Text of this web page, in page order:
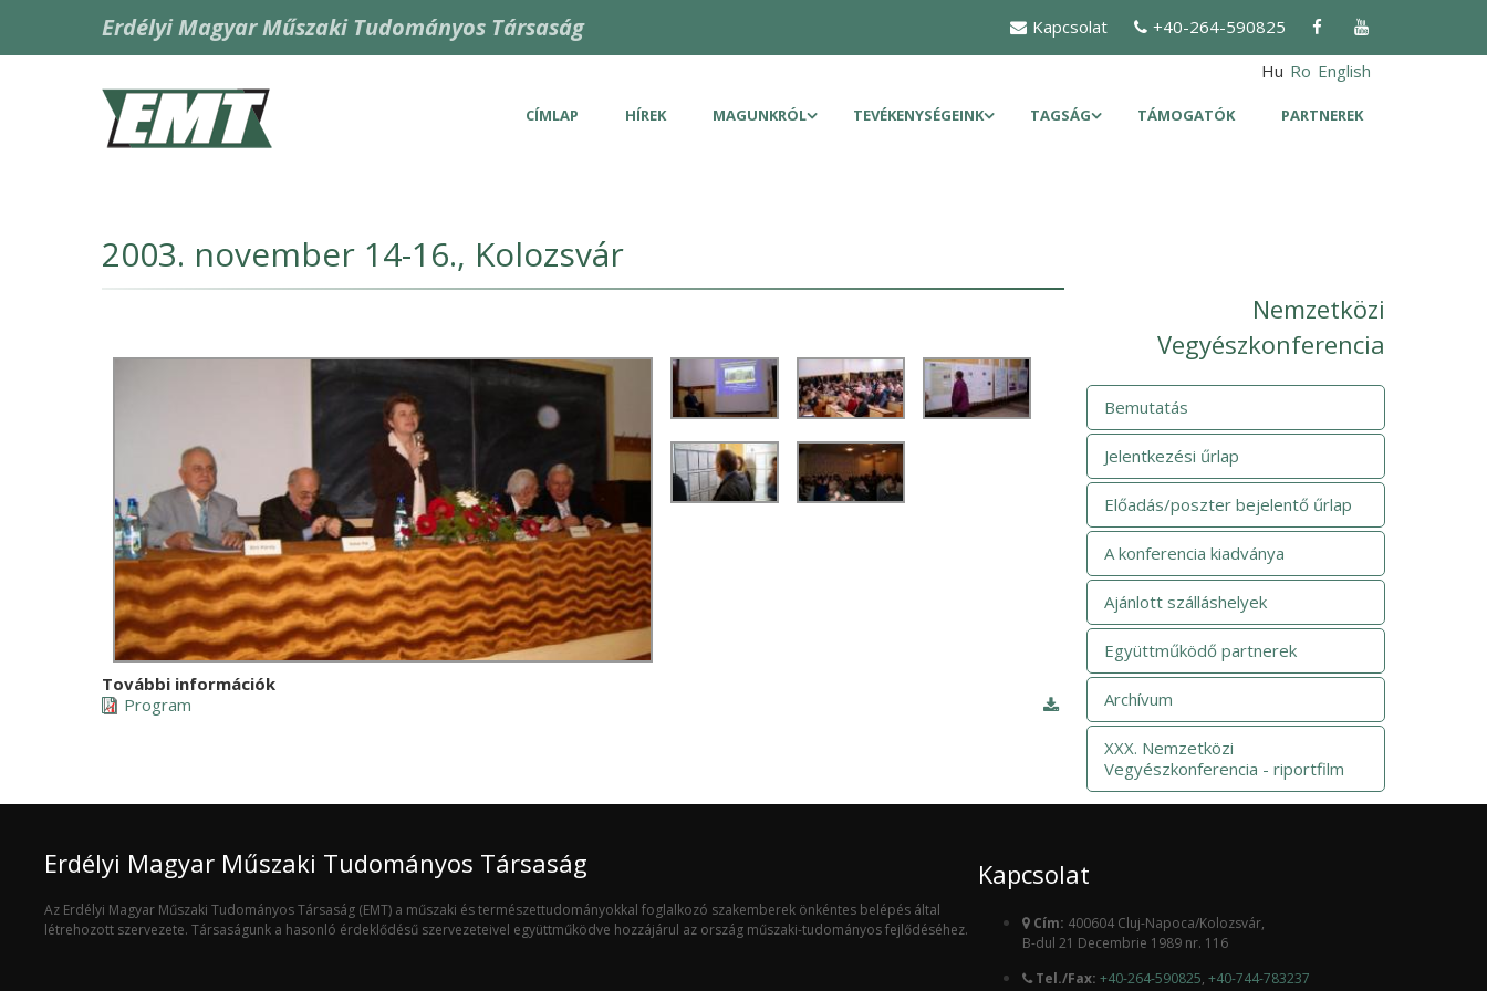
tartalomra
Kapcsolat +40-264-590825
Erdélyi Magyar Műszaki Tudományos Társaság
Hu Ro English
Fő
navigáció
CÍMLAP HÍREK MAGUNKRÓL TEVÉKENYSÉGEINK TAGSÁG TÁMOGATÓK PARTNEREK
Nemzetközi
Vegyészkonferencia
Bemutatás
Jelentkezési űrlap
Előadás/poszter bejelentő űrlap
A konferencia kiadványa
Ajánlott szálláshelyek
Együttműködő partnerek
Archívum
XXX. Nemzetközi
Vegyészkonferencia - riportfilm
2003. november 14-16., Kolozsvár
További információk
Program
Erdélyi Magyar Műszaki Tudományos Társaság
Az Erdélyi Magyar Műszaki Tudományos Társaság (EMT) a műszaki és természettudományokkal foglalkozó szakemberek önkéntes belépés által
létrehozott szervezete. Társaságunk a hasonló érdeklődésű szervezeteivel együttműködve hozzájárul az ország műszaki-tudományos fejlődéséhez.
Kapcsolat
Cím: 400604 Cluj-Napoca/Kolozsvár,
B-dul 21 Decembrie 1989 nr. 116
Tel./Fax: +40-264-590825, +40-744-783237